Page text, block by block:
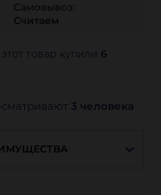
Самовывоз:
Считаем
товар купили 6
3 человека